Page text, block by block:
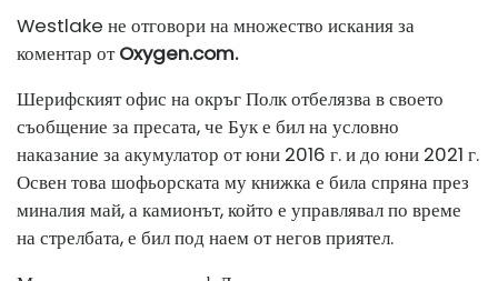
Westlake не отговори на множество искания за
коментар отOxygen.com.
Шерифският офис на окръг Полк отбелязва в своето
съобщение за пресата, че Бук е бил на условно
наказание за акумулатор от юни 2016 г. и до юни 2021 г.
Освен това шофьорската му книжка е била спряна през
миналия май, а камионът, който е управлявал по време
на стрелбата, е бил под наем от негов приятел.